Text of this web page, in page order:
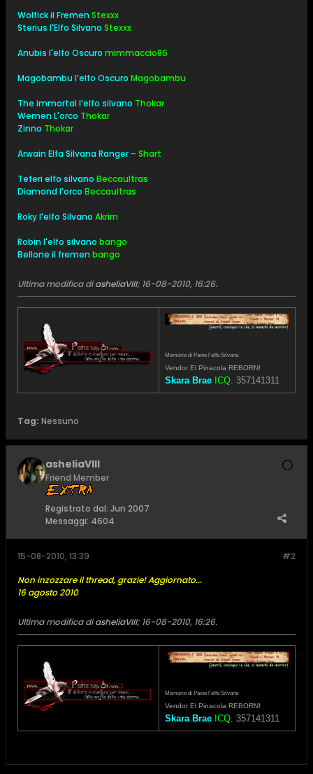
Wolfick il Fremen Stexxx
Sterius l'Elfo Silvano Stexxx
Anubis l'elfo Oscuro mimmaccio86
Magobambu l’elfo Oscuro Magobambu
The immortal l’elfo silvano Thokar
Wemen L'orco Thokar
Zinno Thokar
Arwain Elfa Silvana Ranger – Shart
Teferi elfo silvano Beccaultras
Diamond l’orco Beccaultras
Roky l’elfo Silvano Akrirn
Robin l'elfo silvano bango
Bellone il fremen bango
Ultima modifica diasheliaVIII; 16-08-2010, 16:26.
Memorie di Paine l'elfa Silvana
Vendor El Pinacola REBORN!
Skara Brae ICQ. 357141311
Tag: Nessuno
asheliaVIII
Friend Member
Registrato dal: Jun 2007
Messaggi: 4604
#2
15-08-2010, 13:39
Non inzozzare il thread, grazie! Aggiornato...
16 agosto 2010
Ultima modifica diasheliaVIII; 16-08-2010, 16:26.
Memorie di Paine l'elfa Silvana
Vendor El Pinacola REBORN!
Skara Brae ICQ. 357141311